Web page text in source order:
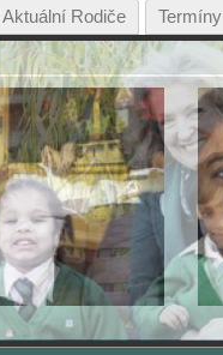
Aktuální Rodiče Termíny